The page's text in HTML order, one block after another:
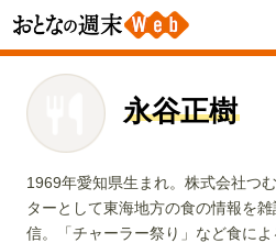
永谷正樹
1969年愛知県生まれ。株式会社つ
ターとして東海地方の食の情報を
信。「チャーラー祭り」など食に